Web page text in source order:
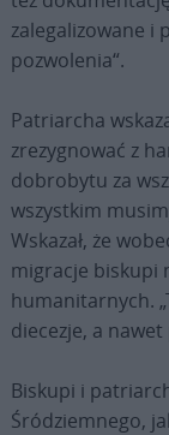
zalegalizowane i
pozwolenia“.
Patriarcha
zrezygnować z
dobrobytu za
wszystkim
Wskazał, że
migracje biskupi
humanitarnych.
diecezje, a
Biskupi i
Śródziemnego,